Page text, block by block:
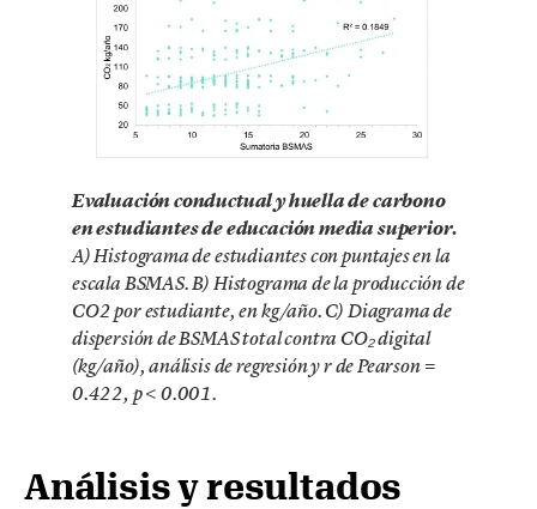
Evaluación conductual y huella de carbono
en estudiantes de educación media superior.
A) Histograma de estudiantes con puntajes en la
escala BSMAS. B) Histograma de la producción de
CO2 por estudiante, en kg/año. C) Diagrama de
dispersión de BSMAS total contra CO₂ digital
(kg/año), análisis de regresión y r de Pearson =
0.422, p < 0.001.
Análisis y resultados